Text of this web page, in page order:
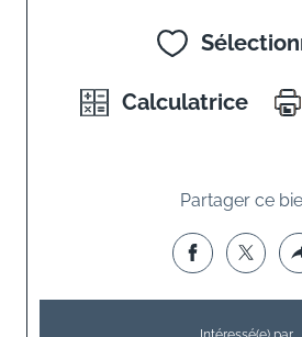
Calculatrice
Partager ce